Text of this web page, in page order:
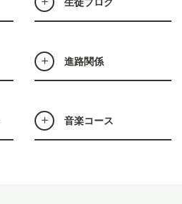
進路関係
音楽コース